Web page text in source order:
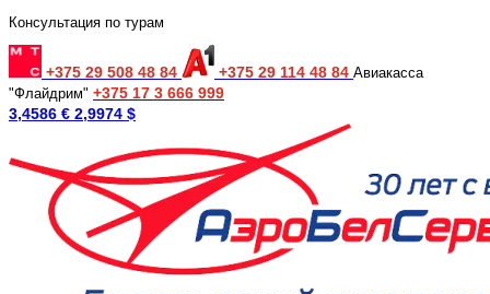
Консультация по турам
+375 29 508 48 84 +375 29 114 48 84 Авиакасса
"Флайдрим" +375 17 3 666 999
3,4586 € 2,9974 $